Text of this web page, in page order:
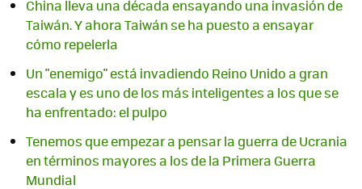
China lleva una década ensayando una invasión de
Taiwán. Y ahora Taiwán se ha puesto a ensayar
cómo repelerla
Un "enemigo" está invadiendo Reino Unido a gran
escala y es uno de los más inteligentes a los que se
ha enfrentado: el pulpo
Tenemos que empezar a pensar la guerra de Ucrania
en términos mayores a los de la Primera Guerra
Mundial